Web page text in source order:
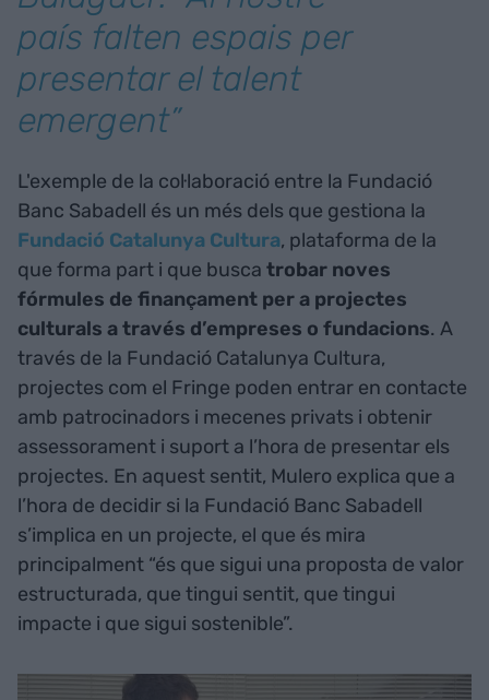
país falten espais per
presentar el talent
emergent”
L'exemple de la col·laboració entre la Fundació
Banc Sabadell és un més dels que gestiona la
Fundació Catalunya Cultura, plataforma de la
que forma part i que busca trobar noves
fórmules de finançament per a projectes
culturals a través d’empreses o fundacions. A
través de la Fundació Catalunya Cultura,
projectes com el Fringe poden entrar en contacte
amb patrocinadors i mecenes privats i obtenir
assessorament i suport a l’hora de presentar els
projectes. En aquest sentit, Mulero explica que a
l’hora de decidir si la Fundació Banc Sabadell
s’implica en un projecte, el que és mira
principalment “és que sigui una proposta de valor
estructurada, que tingui sentit, que tingui
impacte i que sigui sostenible”.